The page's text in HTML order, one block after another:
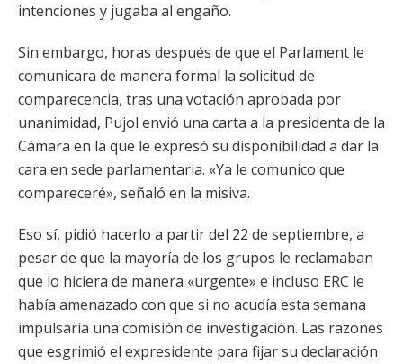
intenciones y jugaba al engaño.
Sin embargo, horas después de que el Parlament le
comunicara de manera formal la solicitud de
comparecencia, tras una votación aprobada por
unanimidad, Pujol envió una carta a la presidenta de la
Cámara en la que le expresó su disponibilidad a dar la
cara en sede parlamentaria. «Ya le comunico que
compareceré», señaló en la misiva.
Eso sí, pidió hacerlo a partir del 22 de septiembre, a
pesar de que la mayoría de los grupos le reclamaban
que lo hiciera de manera «urgente» e incluso ERC le
había amenazado con que si no acudía esta semana
impulsaría una comisión de investigación. Las razones
que esgrimió el expresidente para fijar su declaración